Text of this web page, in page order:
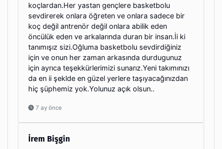
koçlardan.Her yastan gençlere basketbolu
sevdirerek onlara öğreten ve onlara sadece bir
koç değil antrenör değil onlara abilik eden
öncülük eden ve arkalarında duran bir insan.İi ki
tanımışız sizi.Oğluma basketbolu sevdirdiğiniz
için ve onun her zaman arkasında durdugunuz
için ayrıca teşekkürlerimizi sunarız.Yeni takımınızı
da en ii şeklde en güzel yerlere taşıyacağınızdan
hiç şüphemiz yok.Yolunuz açık olsun..
7 ay önce
İrem Bişgin